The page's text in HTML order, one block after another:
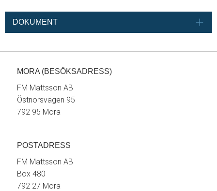
DOKUMENT
MORA (BESÖKSADRESS)
FM Mattsson AB
Östnorsvägen 95
792 95 Mora
POSTADRESS
FM Mattsson AB
Box 480
792 27 Mora